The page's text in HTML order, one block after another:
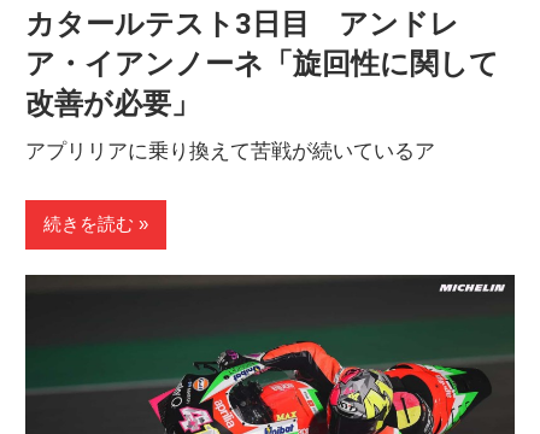
カタールテスト3日目 アンドレ
ア・イアンノーネ「旋回性に関して
改善が必要」
アプリリアに乗り換えて苦戦が続いているア
続きを読む